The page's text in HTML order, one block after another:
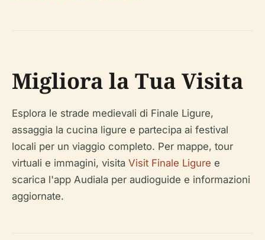
Migliora la Tua Visita
Esplora le strade medievali di Finale Ligure,
assaggia la cucina ligure e partecipa ai festival
locali per un viaggio completo. Per mappe, tour
virtuali e immagini, visita Visit Finale Ligure e
scarica l'app Audiala per audioguide e informazioni
aggiornate.